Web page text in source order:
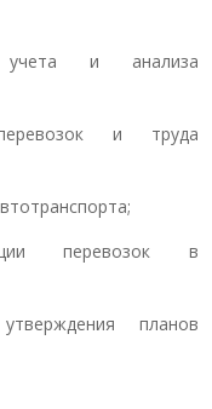
учета и анализа
и труда
перевозок в
планов